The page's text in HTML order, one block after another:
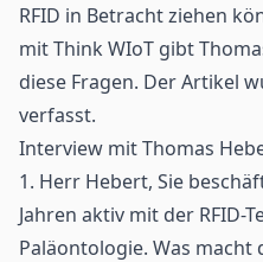
RFID in Betracht ziehen
mit Think WIoT gibt
diese Fragen. Der Artikel
verfasst.
Interview mit Thomas
1. Herr Hebert, Sie
Jahren aktiv mit der RFID-
Paläontologie. Was macht